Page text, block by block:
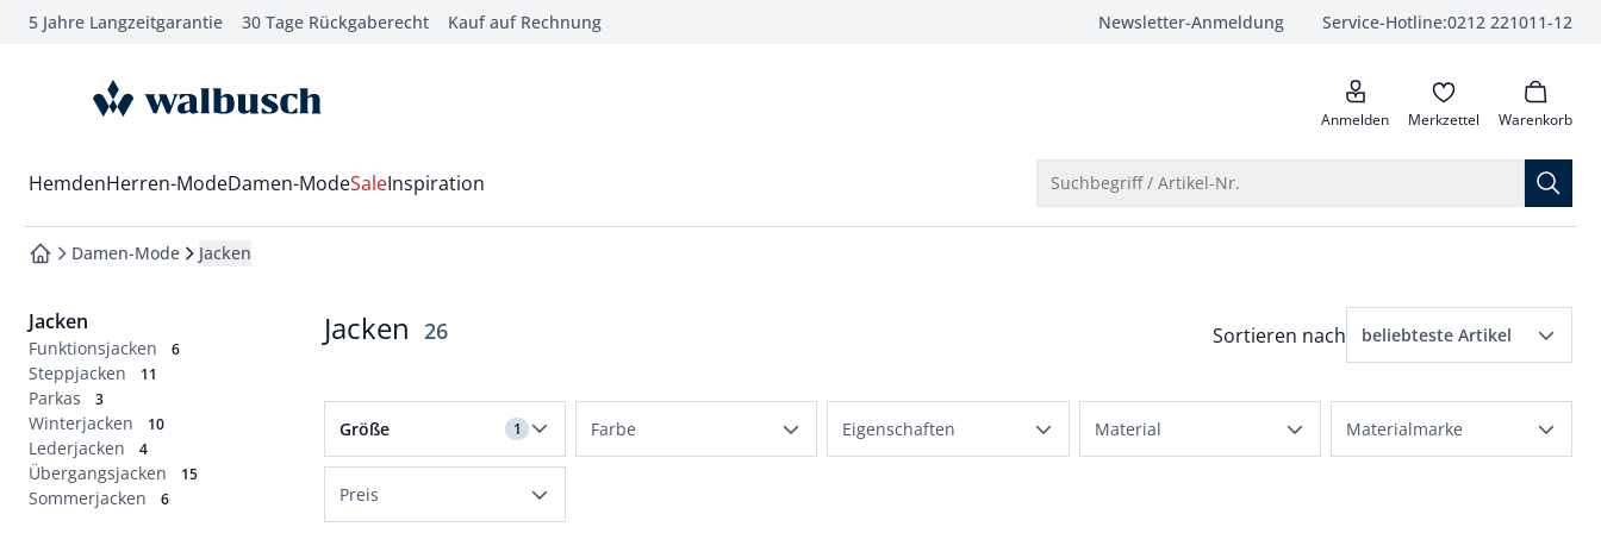
springen
springen
springen
5 Jahre Langzeitgarantie 30 Tage Rückgaberecht Kauf auf Rechnung Newsletter-Anmeldung Service-Hotline:0212 221011-12
anrufen
zur Startseite Anmelden Merkzettel Warenkorb
Wechsel in das Menü mit Pfeil-Runter Taste
HemdenHerren-ModeDamen-ModeSaleInspiration Suchbegriff / Artikel-Nr.
zur Startseite
Damen-Mode Jacken
Jacken
Funktionsjacken 6
Steppjacken 11
Parkas 3
Winterjacken 10
Lederjacken 4
Übergangsjacken 15
Sommerjacken 6
Jacken Ergebnisse
26 Menü Sortierung: beliebteste Artikel
Sortieren nach beliebteste Artikel
Preis aufsteigend
Filter für Größe 19 angewendet
Größe 1
Normalgrößen
36 38 40 42
Farbe Eigenschaften Material Materialmarke
Preis